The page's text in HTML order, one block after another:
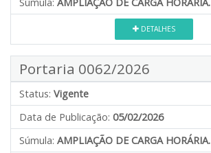
DETALHES
Portaria 0062/2026
Status: Vigente
Data de Publicação: 05/02/2026
Súmula: AMPLIAÇÃO DE CARGA HORÁRIA.